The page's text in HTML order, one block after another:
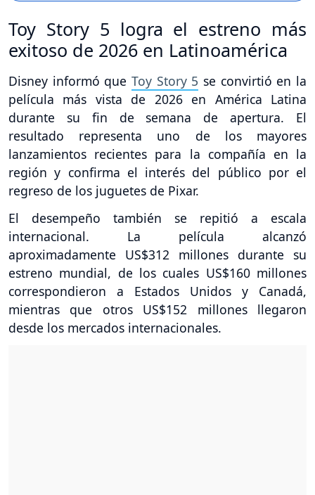
Toy Story 5 logra el estreno más
exitoso de 2026 en Latinoamérica
Disney informó que Toy Story 5 se convirtió en la
película más vista de 2026 en América Latina
durante su fin de semana de apertura. El
resultado representa uno de los mayores
lanzamientos recientes para la compañía en la
región y confirma el interés del público por el
regreso de los juguetes de Pixar.
El desempeño también se repitió a escala
internacional. La película alcanzó
aproximadamente US$312 millones durante su
estreno mundial, de los cuales US$160 millones
correspondieron a Estados Unidos y Canadá,
mientras que otros US$152 millones llegaron
desde los mercados internacionales.